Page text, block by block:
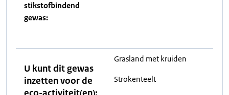
stikstofbindend
gewas:
U kunt dit gewas
inzetten voor de
Grasland met kruiden
Strokenteelt